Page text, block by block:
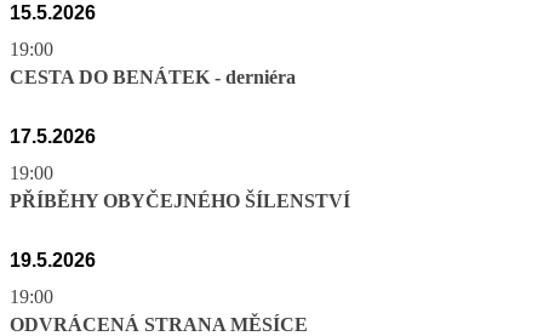
15.5.2026
19:00
CESTA DO BENÁTEK - derniéra
17.5.2026
19:00
PŘÍBĚHY OBYČEJNÉHO ŠÍLENSTVÍ
19.5.2026
19:00
ODVRÁCENÁ STRANA MĚSÍCE